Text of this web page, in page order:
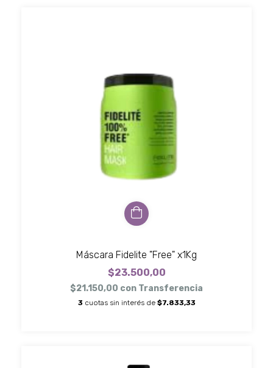
Máscara Fidelite "Free" x1Kg
$23.500,00
$21.150,00 con Transferencia
3 cuotas sin interés de $7.833,33